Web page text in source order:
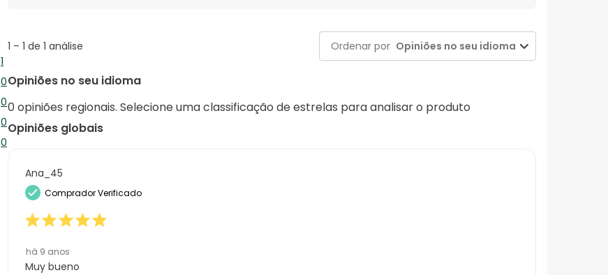
1
1
análise
com
5
estrelas.
0
0
análise
com
4
0
0
análise
com
estrelas.
0
0
análise
estrelas.
0
análise
estrela.
1
to
de
análise
1 – 1 de 1 análise Ordenar por Opiniões no seu idioma
Opiniões no seu idioma
0 opiniões regionais. Selecione uma classificação de estrelas para analisar o produto
Opiniões globais
Ana_45
Comprador Verificado
há 9 anos
Muy bueno